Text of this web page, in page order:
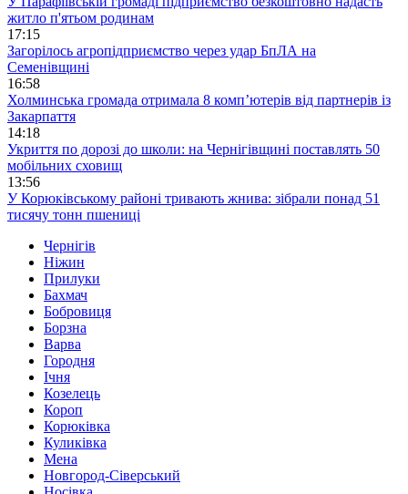
житло п'ятьом родинам
17:15
Загорілось агропідприємство через удар БпЛА на
Семенівщині
16:58
Холминська громада отримала 8 комп’ютерів від партнерів із
Закарпаття
14:18
Укриття по дорозі до школи: на Чернігівщині поставлять 50
мобільних сховищ
13:56
У Корюківському районі тривають жнива: зібрали понад 51
тисячу тонн пшениці
Чернігів
Ніжин
Прилуки
Бахмач
Бобровиця
Борзна
Варва
Городня
Ічня
Козелець
Короп
Корюківка
Куликівка
Мена
Новгород-Сіверський